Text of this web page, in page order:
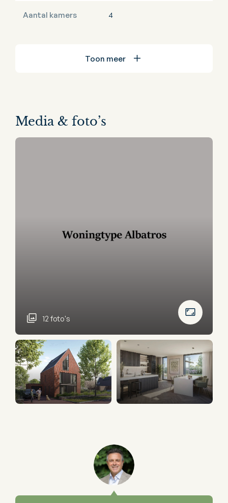
Aantal kamers 4
Toon meer
Media & foto’s
12 foto's